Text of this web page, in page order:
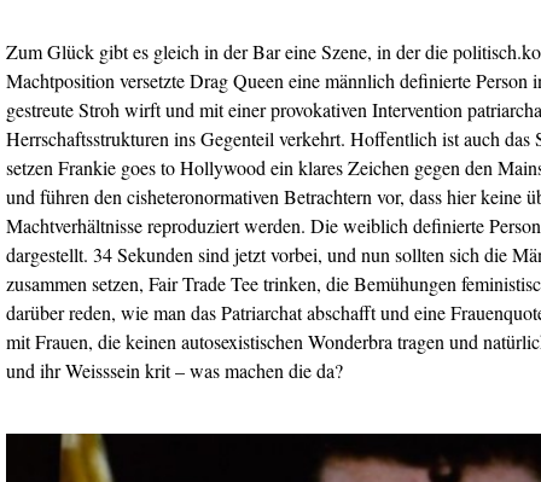
Zum Glück gibt es gleich in der Bar eine Szene, in der die
Machtposition versetzte Drag Queen eine männlich definierte Person
gestreute Stroh wirft und mit einer provokativen Intervention
Herrschaftsstrukturen ins Gegenteil verkehrt. Hoffentlich ist auch das
setzen Frankie goes to Hollywood ein klares Zeichen gegen den
und führen den cisheteronormativen Betrachtern vor, dass hier keine
Machtverhältnisse reproduziert werden. Die weiblich definierte
dargestellt. 34 Sekunden sind jetzt vorbei, und nun sollten sich die
zusammen setzen, Fair Trade Tee trinken, die Bemühungen
darüber reden, wie man das Patriarchat abschafft und eine
mit Frauen, die keinen autosexistischen Wonderbra tragen und
und ihr Weisssein krit – was machen die da?